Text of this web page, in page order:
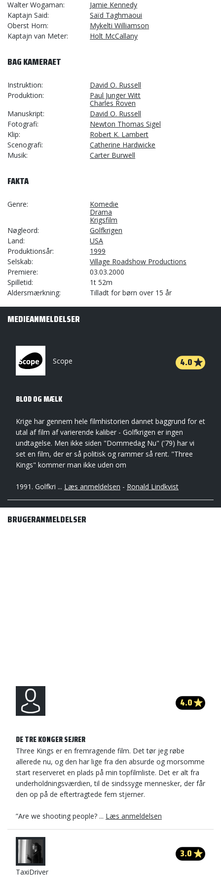
Walter Wogaman
Jamie Kennedy
Kaptajn Said
Saïd Taghmaoui
Oberst Horn
Mykelti Williamson
Kaptajn van Meter
Holt McCallany
BAG KAMERAET
Instruktion
David O. Russell
Produktion
Paul Junger Witt
Charles Roven
Manuskript
David O. Russell
Fotografi
Newton Thomas Sigel
Klip
Robert K. Lambert
Scenografi
Catherine Hardwicke
Musik
Carter Burwell
FAKTA
Genre
Komedie
Drama
Krigsfilm
Nøgleord
Golfkrigen
Land
USA
Produktionsår
1999
Selskab
Village Roadshow Productions
Premiere
03.03.2000
Spilletid
1t 52m
Aldersmærkning
Tilladt for børn over 15 år
MEDIEANMELDELSER
Scope 4.0
BLOD OG MÆLK
Krige har gennem hele filmhistorien dannet baggrund for et
utal af film af varierende kaliber - Golfkrigen er ingen
undtagelse. Men ikke siden "Dommedag Nu" ('79) har vi
set en film, der er så politisk og rammer så rent. "Three
Kings" kommer man ikke uden om
1991. Golfkri ... Læs anmeldelsen - Ronald Lindkvist
BRUGERANMELDELSER
4.0
DE TRE KONGER SEJRER
Three Kings er en fremragende film. Det tør jeg røbe
allerede nu, og den har lige fra den absurde og morsomme
start reserveret en plads på min topfilmliste. Det er alt fra
underholdningsværdien, til de sindssyge mennesker, der får
den op på de eftertragtede fem stjerner.
”Are we shooting people? ... Læs anmeldelsen
TaxiDriver
3.0